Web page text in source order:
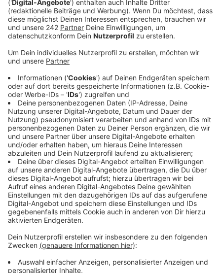
Finanzwelt. Hier geht`s zu unserer Übersicht!
Anzeige
Katze versorgt: Die Sommerferien haben bei uns
begonnen. In der aktuellen Krise unter ganz
besonderen Bedingungen und Schutzmaßnahmen. So
verfolgt die neue Corona-Warn-App des Robert-Koch-
Instituts in Deutschland anonym mögliche Corona-
Kontakte. Dafür muss Euer Bluetooth am Handy
eingeschaltet sein. So könnt Ihr helfen, eine starke
Ausbreitung des Virus frühzeitig zu entdecken und zu
verhindern. Außerhalb von Deutschland klappt das
noch nicht, daran wird aber gearbeitet. In vielen
Bereichen können Euch weitere Apps gerade im Urlaub
unterstützen. Finanzexperte Maximilian Blusch:
„Manche Sparkasse oder Bank hat hierzu ein richtig
gutes Angebot. Mir selbst liegt zum Beispiel viel daran,
Kultur und Ernährung bei mir zu haben, auch im